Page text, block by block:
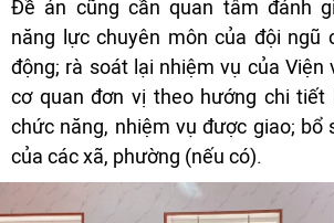
Đề án cũng cần quan tâm đánh
năng lực chuyên môn của đội ngũ
động; rà soát lại nhiệm vụ của Viện
cơ quan đơn vị theo hướng chi tiết
chức năng, nhiệm vụ được giao; bổ
của các xã, phường (nếu có).